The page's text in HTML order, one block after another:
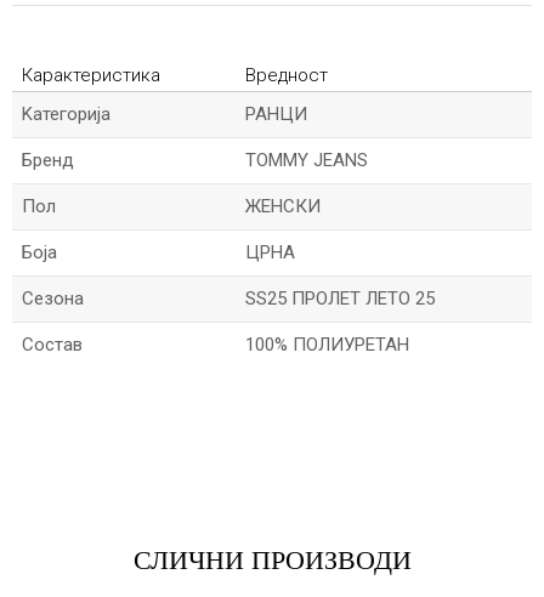
Карактеристика
Вредност
Kатегорија
РАНЦИ
Бренд TOMMY JEANS
Пол ЖЕНСКИ
Боја ЦРНА
Сезона SS25 ПРОЛЕТ ЛЕТО 25
Состав 100% ПОЛИУРЕТАН
СЛИЧНИ ПРОИЗВОДИ